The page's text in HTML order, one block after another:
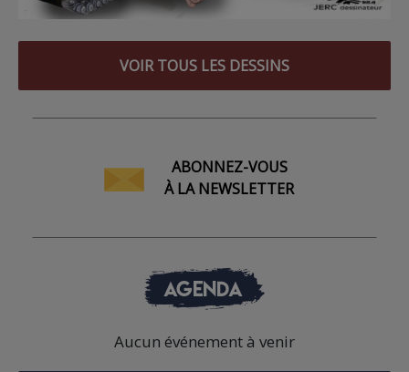
VOIR TOUS LES DESSINS
ABONNEZ-VOUS
À LA NEWSLETTER
AGENDA
Aucun événement à venir